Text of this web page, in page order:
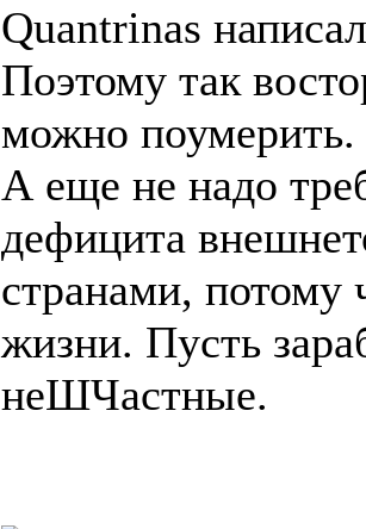
Quantrinas
Поэтому так
можно поумерить.
А еще не надо
дефицита
странами, потому
жизни. Пусть
неШЧастные.